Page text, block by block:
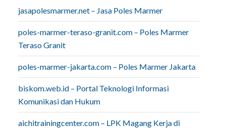
jasapolesmarmer.net – Jasa Poles Marmer
poles-marmer-teraso-granit.com – Poles Marmer
Teraso Granit
poles-marmer-jakarta.com – Poles Marmer Jakarta
biskom.web.id – Portal Teknologi Informasi
Komunikasi dan Hukum
aichitrainingcenter.com – LPK Magang Kerja di